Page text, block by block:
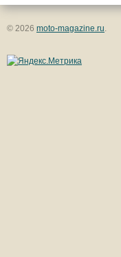
© 2026 moto-magazine.ru.